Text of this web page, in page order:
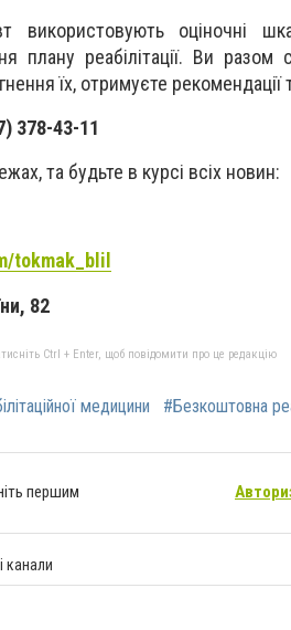
використовують оціночні
плану реабілітації. Ви разом
їх, отримуєте
378-43-11
та будьте в курсі всіх новин:
tokmak_blil
82
Ctrl + Enter, щоб повідомити про це редакцію
медицини #Безкоштовна
першим
канали